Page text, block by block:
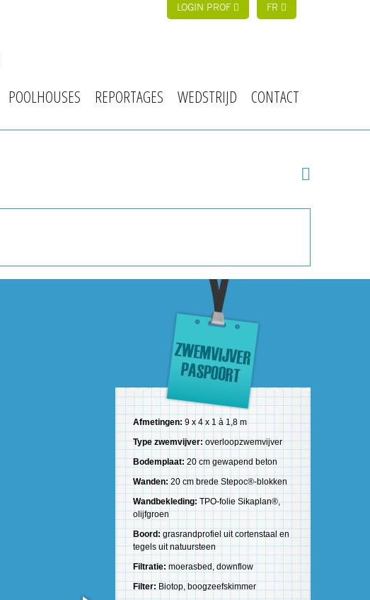
LOGIN PROF FR
POOLHOUSES REPORTAGES WEDSTRIJD CONTACT
Afmetingen:9 x 4 x 1 à 1,8 m
Type zwemvijver:overloopzwemvijver
Bodemplaat: 20 cm gewapend beton
Wanden: 20 cm brede Stepoc®-blokken
Wandbekleding: TPO-folie Sikaplan®,
olijfgroen
Boord: grasrandprofiel uit cortenstaal en
tegels uit natuursteen
Filtratie: moerasbed, downflow
Filter: Biotop, boogzeefskimmer